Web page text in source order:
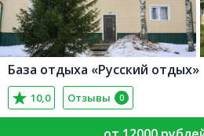
База отдыха «Русский отдых»
10,0 Отзывы 0